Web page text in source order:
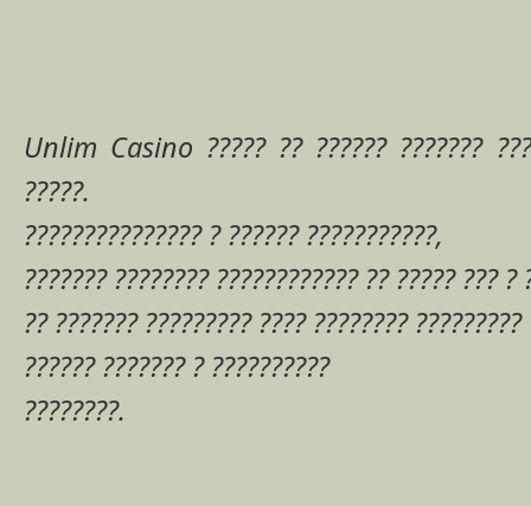
Unlim Casino ????? ?? ?????? ???????
?????.
??????????????? ? ?????? ???????????,
??????? ???????? ???????????? ?? ????? ??? ?
?? ??????? ????????? ???? ???????? ?????????
?????? ??????? ? ??????????
????????.